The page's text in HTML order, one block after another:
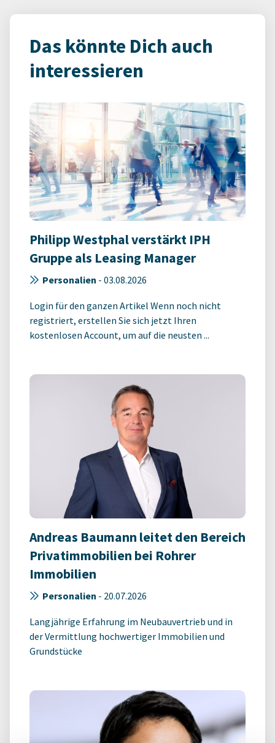
Das könnte Dich auch
interessieren
Philipp Westphal verstärkt IPH
Gruppe als Leasing Manager
Personalien - 03.08.2026
Login für den ganzen Artikel Wenn noch nicht
registriert, erstellen Sie sich jetzt Ihren
kostenlosen Account, um auf die neusten ...
Andreas Baumann leitet den Bereich
Privatimmobilien bei Rohrer
Immobilien
Personalien - 20.07.2026
Langjährige Erfahrung im Neubauvertrieb und in
der Vermittlung hochwertiger Immobilien und
Grundstücke